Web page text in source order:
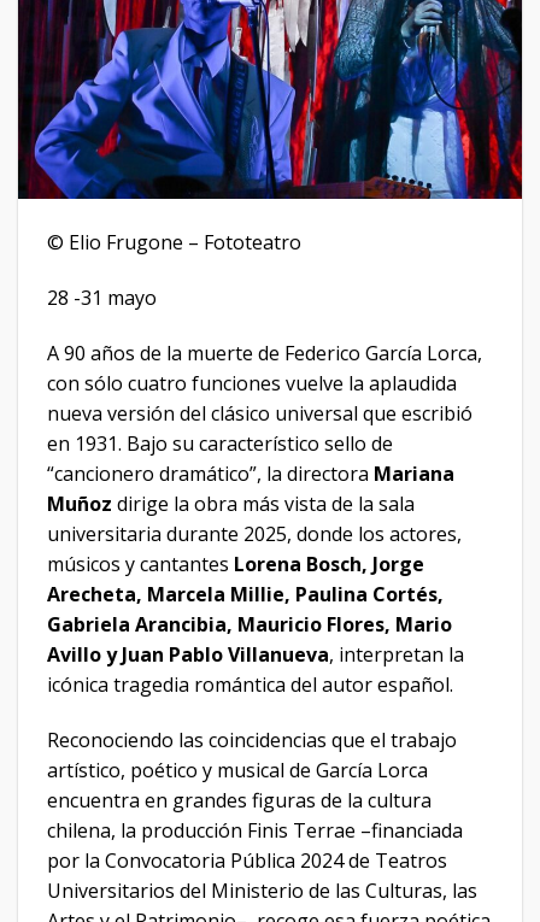
© Elio Frugone – Fototeatro
28 -31 mayo
A 90 años de la muerte de Federico García Lorca,
con sólo cuatro funciones vuelve la aplaudida
nueva versión del clásico universal que escribió
en 1931. Bajo su característico sello de
“cancionero dramático”, la directora Mariana
Muñoz dirige la obra más vista de la sala
universitaria durante 2025, donde los actores,
músicos y cantantes Lorena Bosch, Jorge
Arecheta, Marcela Millie, Paulina Cortés,
Gabriela Arancibia, Mauricio Flores, Mario
Avillo y Juan Pablo Villanueva, interpretan la
icónica tragedia romántica del autor español.
Reconociendo las coincidencias que el trabajo
artístico, poético y musical de García Lorca
encuentra en grandes figuras de la cultura
chilena, la producción Finis Terrae –financiada
por la Convocatoria Pública 2024 de Teatros
Universitarios del Ministerio de las Culturas, las